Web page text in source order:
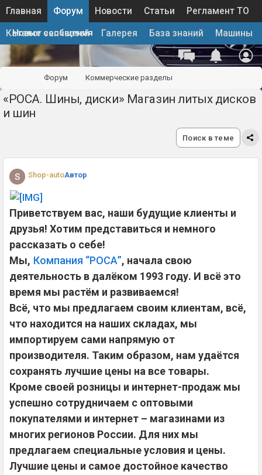
Главная Форум
Новые сообщения
Новости Статьи Регламент ТО
Каталог запчастей Галерея База знаний Машины
Форум Коммерческие разделы
Колеса и шины. Куплю/Продам
«РОСА. Шины, диски» Магазин литых дисков
и шин
Поиск в теме
S Shop-autoАвтор
Приветствуем вас, наши будущие клиенты и
друзья! Хотим представиться и немного
рассказать о себе!
Мы, Компания “РОСА”, начала свою
деятельность в далёком 1993 году. И всё это
время мы растём и развиваемся!
Всё, что мы предлагаем своим клиентам, всё,
что находится на наших складах, мы
импортируем сами напрямую от
производителя. Таким образом, нам удаётся
сохранять лучшие цены на все товары.
Кроме своей розницы и интернет-продаж мы
успешно сотрудничаем с оптовыми
покупателями и интернет – магазинами из
многих регионов России. Для них мы
предлагаем специальные условия и цены.
Лучшие цены и самое достойное качество